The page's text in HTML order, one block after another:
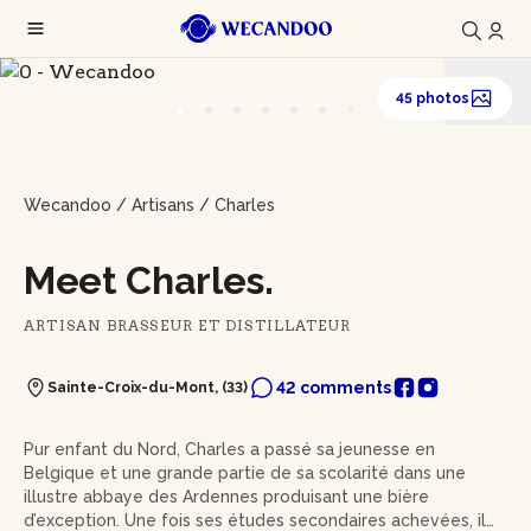
45 photos
Wecandoo / Artisans / Charles
Meet Charles.
ARTISAN BRASSEUR ET DISTILLATEUR
Sainte-Croix-du-Mont, (33) 42 comments
Pur enfant du Nord, Charles a passé sa jeunesse en
Belgique et une grande partie de sa scolarité dans une
illustre abbaye des Ardennes produisant une bière
d’exception. Une fois ses études secondaires achevées, il